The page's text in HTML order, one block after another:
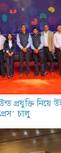
প্রযুক্তি নিয়ে
চালু